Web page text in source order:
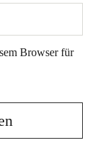
Browser für